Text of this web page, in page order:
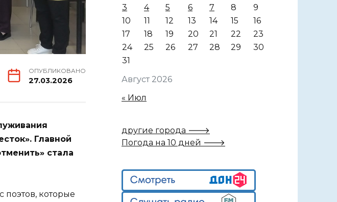
ОПУБЛИКОВАНО
27.03.2026
Главной
стала
поэтов, которые
Август 2026
3
4 5 6 7 8
9
10
11 12 13 14 15
16
17
18 19 20 21 22
23
24
25 26 27 28 29
30
31
« Июл
другие города 🡒
Погода на 10 дней 🡒